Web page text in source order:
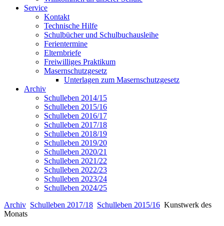
Service
Kontakt
Technische Hilfe
Schulbücher und Schulbuchausleihe
Ferientermine
Elternbriefe
Freiwilliges Praktikum
Masernschutzgesetz
Unterlagen zum Masernschutzgesetz
Archiv
Schulleben 2014/15
Schulleben 2015/16
Schulleben 2016/17
Schulleben 2017/18
Schulleben 2018/19
Schulleben 2019/20
Schulleben 2020/21
Schulleben 2021/22
Schulleben 2022/23
Schulleben 2023/24
Schulleben 2024/25
Archiv Schulleben 2017/18 Schulleben 2015/16 Kunstwerk des
Monats